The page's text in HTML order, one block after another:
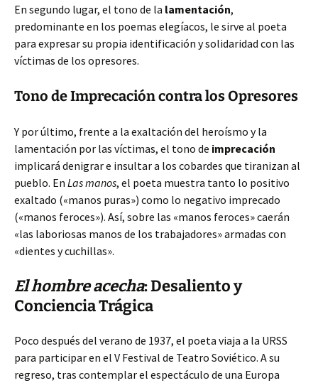
En segundo lugar, el tono de la lamentación,
predominante en los poemas elegíacos, le sirve al poeta
para expresar su propia identificación y solidaridad con las
víctimas de los opresores.
Tono de Imprecación contra los Opresores
Y por último, frente a la exaltación del heroísmo y la
lamentación por las víctimas, el tono de imprecación
implicará denigrar e insultar a los cobardes que tiranizan al
pueblo. En Las manos, el poeta muestra tanto lo positivo
exaltado («manos puras») como lo negativo imprecado
(«manos feroces»). Así, sobre las «manos feroces» caerán
«las laboriosas manos de los trabajadores» armadas con
«dientes y cuchillas».
El hombre acecha: Desaliento y
Conciencia Trágica
Poco después del verano de 1937, el poeta viaja a la URSS
para participar en el V Festival de Teatro Soviético. A su
regreso, tras contemplar el espectáculo de una Europa